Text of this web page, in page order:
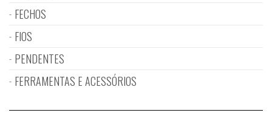
FECHOS
FIOS
PENDENTES
FERRAMENTAS E ACESSÓRIOS